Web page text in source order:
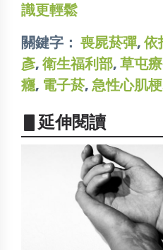
識更輕鬆
關鍵字： 喪屍菸彈, 依
彥, 衛生福利部, 草屯
癮, 電子菸, 急性心肌
▋延伸閱讀